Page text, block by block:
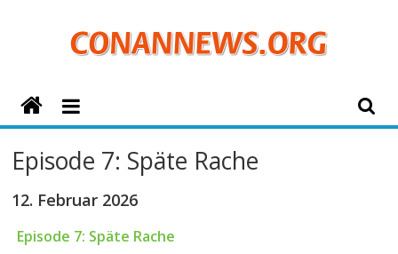
ConanNews.org
Conan
Episode 7: Späte Rache
12. Februar 2026
Episode 7: Späte Rache